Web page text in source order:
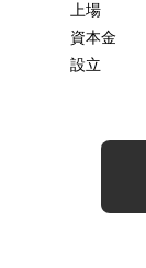
上場
資本金
設立